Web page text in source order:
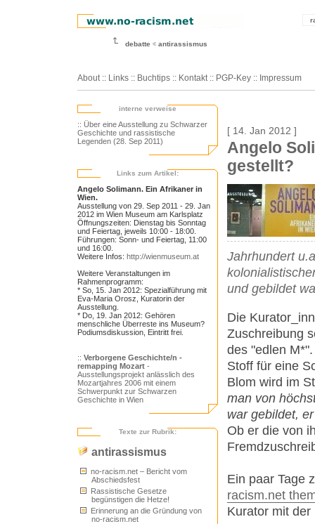
debatte antirassismus
About :: Links :: Buchtips :: Kontakt :: PGP-Key :: Impressum
interne verweise
:: Über eine Ausstellung zu Schwarzer
Geschichte und rassistische
Legenden (28. Sep 2011)
Links zum Artikel:
Angelo Solimann. Ein Afrikaner in
Wien.
Ausstellung von 29. Sep 2011 - 29. Jan
2012 im Wien Museum am Karlsplatz
Öffnungszeiten: Dienstag bis Sonntag
und Feiertag, jeweils 10:00 - 18:00.
Führungen: Sonn- und Feiertag, 11:00
und 16:00.
Weitere Infos: http://wienmuseum.at
Weitere Veranstaltungen im
Rahmenprogramm:
* So, 15. Jan 2012: Spezialführung mit
Eva-Maria Orosz, Kuratorin der
Ausstellung.
* Do, 19. Jan 2012: Gehören
menschliche Überreste ins Museum?
Podiumsdiskussion, Eintritt frei.
:: Verborgene Geschichte/n -
remapping Mozart -
Ausstellungsprojekt anlässlich des
Mozartjahres 2006 mit einem
Schwerpunkt zur Schwarzen
Geschichte in Wien
Texte zur Rubrik:
antirassismus
no-racism.net – Bericht vom
Abschiedsfest
Rassistische Gesetze
begünstigen die Hetze!
Erinnerung an die Gründung von
no-racism.net
[ 14. Jan 2012 ]
Angelo
gestellt?
Jahrhundert
und gebildet
Die
Zuschreibung
des "edlen
Stoff für eine
Blom wird im
man von
war gebildet,
Ob er die von
Ein paar Tage
racism.net
Kurator mit